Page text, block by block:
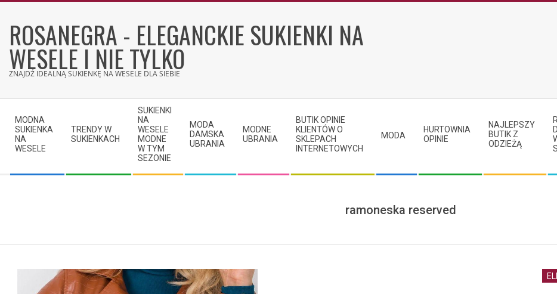
contentROSANEGRA - ELEGANCKIE SUKIENKI NA
WESELE I NIE TYLKO
ZNAJDŹ IDEALNĄ SUKIENKĘ NA WESELE DLA SIEBIE
Navigation
Menu
MODNA
SUKIENKA
NA
WESELE
TRENDY W
SUKIENKACH
SUKIENKI
NA
WESELE
MODNE
W TYM
SEZONIE
MODA
DAMSKA
UBRANIA
MODNE
UBRANIA
BUTIK OPINIE
KLIENTÓW O
SKLEPACH
INTERNETOWYCH
MODA
HURTOWNIA
OPINIE
NAJLEPSZY
BUTIK Z
ODZIEŻĄ
ramoneska reserved